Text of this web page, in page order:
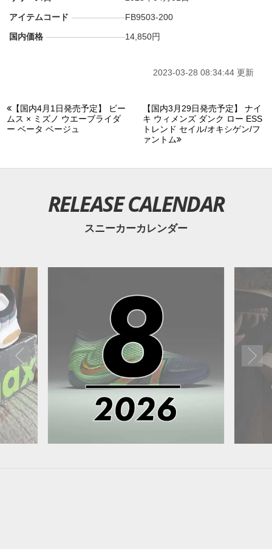
アイテムコード
FB9503-200
国内価格
14,850円
2023-03-28 08:34:44 更新
【国内4月1日発売予定】 ビー
ムス × ミズノ ウエーブライダ
ー ベータ ベージュ
【国内3月29日発売予定】 ナイ
キ ウィメンズ ダンク ロー ESS
トレンド セイル/オキシゲン/フ
ァントム
RELEASE CALENDAR
スニーカーカレンダー